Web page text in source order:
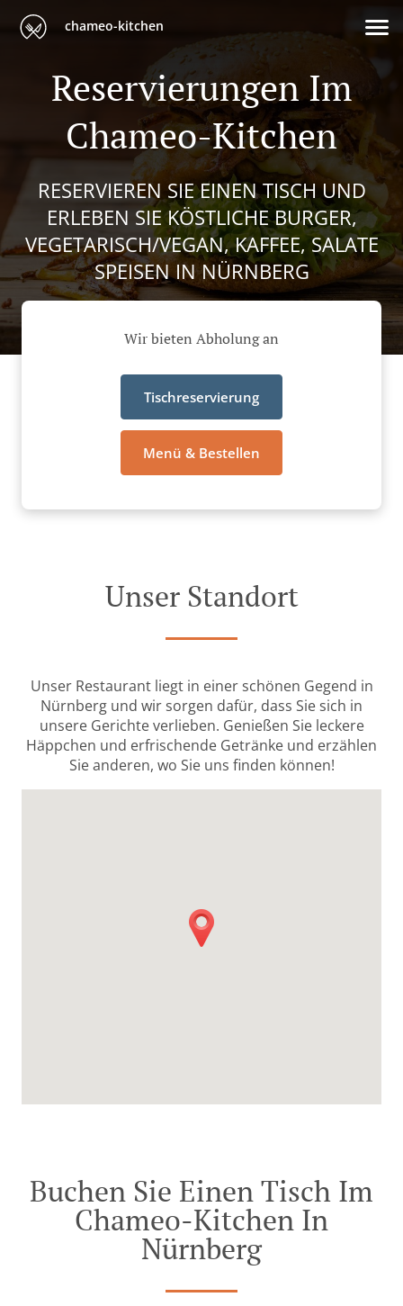
chameo-kitchen
Reservierungen Im
Chameo-Kitchen
RESERVIEREN SIE EINEN TISCH UND
ERLEBEN SIE KÖSTLICHE BURGER,
VEGETARISCH/VEGAN, KAFFEE, SALATE
SPEISEN IN NÜRNBERG
Wir bieten Abholung an
Tischreservierung
Menü & Bestellen
Unser Standort
Unser Restaurant liegt in einer schönen Gegend in
Nürnberg und wir sorgen dafür, dass Sie sich in
unsere Gerichte verlieben. Genießen Sie leckere
Häppchen und erfrischende Getränke und erzählen
Sie anderen, wo Sie uns finden können!
Buchen Sie Einen Tisch Im
Chameo-Kitchen In
Nürnberg